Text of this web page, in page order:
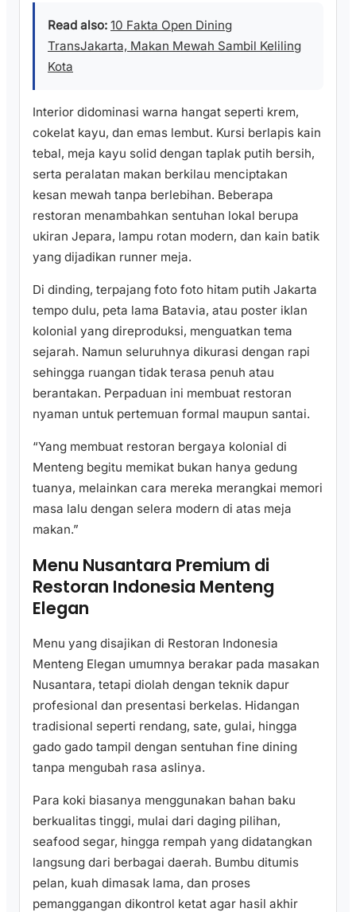
Read also: 10 Fakta Open Dining
TransJakarta, Makan Mewah Sambil Keliling
Kota
Interior didominasi warna hangat seperti krem,
cokelat kayu, dan emas lembut. Kursi berlapis kain
tebal, meja kayu solid dengan taplak putih bersih,
serta peralatan makan berkilau menciptakan
kesan mewah tanpa berlebihan. Beberapa
restoran menambahkan sentuhan lokal berupa
ukiran Jepara, lampu rotan modern, dan kain batik
yang dijadikan runner meja.
Di dinding, terpajang foto foto hitam putih Jakarta
tempo dulu, peta lama Batavia, atau poster iklan
kolonial yang direproduksi, menguatkan tema
sejarah. Namun seluruhnya dikurasi dengan rapi
sehingga ruangan tidak terasa penuh atau
berantakan. Perpaduan ini membuat restoran
nyaman untuk pertemuan formal maupun santai.
“Yang membuat restoran bergaya kolonial di
Menteng begitu memikat bukan hanya gedung
tuanya, melainkan cara mereka merangkai memori
masa lalu dengan selera modern di atas meja
makan.”
Menu Nusantara Premium di
Restoran Indonesia Menteng
Elegan
Menu yang disajikan di Restoran Indonesia
Menteng Elegan umumnya berakar pada masakan
Nusantara, tetapi diolah dengan teknik dapur
profesional dan presentasi berkelas. Hidangan
tradisional seperti rendang, sate, gulai, hingga
gado gado tampil dengan sentuhan fine dining
tanpa mengubah rasa aslinya.
Para koki biasanya menggunakan bahan baku
berkualitas tinggi, mulai dari daging pilihan,
seafood segar, hingga rempah yang didatangkan
langsung dari berbagai daerah. Bumbu ditumis
pelan, kuah dimasak lama, dan proses
pemanggangan dikontrol ketat agar hasil akhir